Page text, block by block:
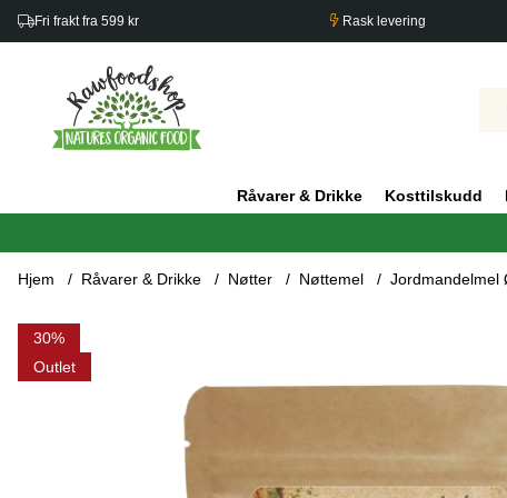
Fri frakt fra 599 kr Rask levering
Råvarer & Drikke Kosttilskudd
Hjem Råvarer & Drikke Nøtter Nøttemel Jordmandelmel
30
Outlet
Produktbilder Jordmandelmel ØKO 250g